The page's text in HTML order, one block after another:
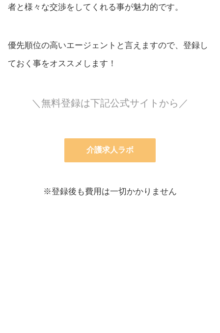
者と様々な交渉をしてくれる事が魅力的です。
優先順位の高いエージェントと言えますので、登録し
ておく事をオススメします！
＼無料登録は下記公式サイトから／
介護求人ラボ
※登録後も費用は一切かかりません